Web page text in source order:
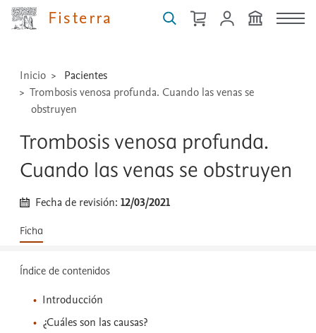
Fisterra
técnicas
...
Inicio
Pacientes
Trombosis venosa profunda. Cuando las venas se
obstruyen
Trombosis venosa profunda.
Cuando las venas se obstruyen
Fecha de revisión:12/03/2021
Ficha
Índice de contenidos
Introducción
¿Cuáles son las causas?